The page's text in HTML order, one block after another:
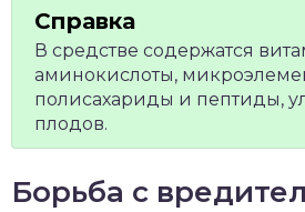
В средстве содержатся
аминокислоты,
полисахариды и пептиды,
плодов.
Борьба с